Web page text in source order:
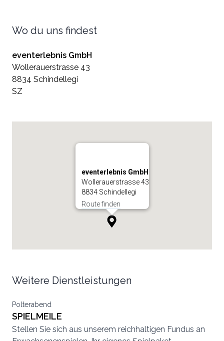
Wo du uns findest
eventerlebnis GmbH
Wollerauerstrasse 43
8834 Schindellegi
SZ
eventerlebnis GmbH
Wollerauerstrasse 43
8834 Schindellegi
Route finden
Weitere Dienstleistungen
Polterabend
SPIELMEILE
Stellen Sie sich aus unserem reichhaltigen Fundus an